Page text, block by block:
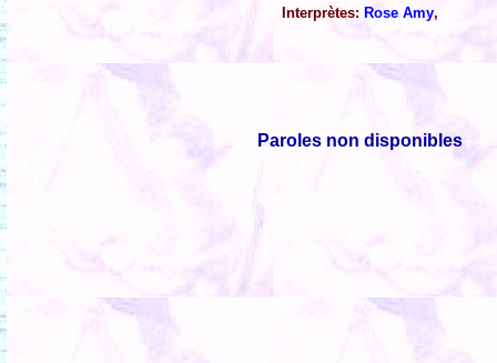
Interprètes:Rose Amy,
Paroles non disponibles